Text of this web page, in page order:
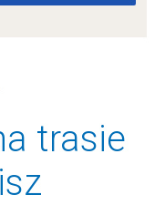
trasie